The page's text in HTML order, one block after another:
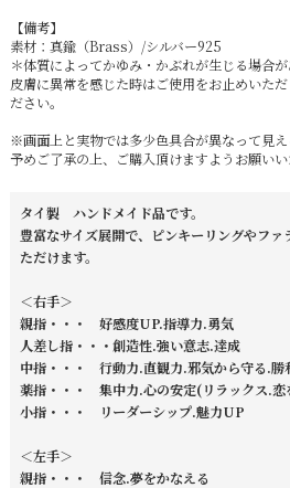
【備考】
素材：真鍮（Brass）/シルバー925
＊体質によってかゆみ・かぶれが生じる場合が
皮膚に異常を感じた時はご使用をお止めいた
ださい。
※画面上と実物では多少色具合が異なって見え
予めご了承の上、ご購入頂けますようお願いい
タイ製 ハンドメイド品です。
豊富なサイズ展開で、ピンキーリングやフ
ただけます。
＜右手＞
親指・・・ 好感度UP.指導力.勇気
人差し指・・・創造性.強い意志.達成
中指・・・ 行動力.直観力.邪気から守る.勝
薬指・・・ 集中力.心の安定(リラックス.恋
小指・・・ リーダーシップ.魅力UP
＜左手＞
親指・・・ 信念.夢をかなえる